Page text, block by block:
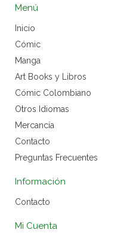
Menú
Inicio
Cómic
Manga
Art Books y Libros
Cómic Colombiano
Otros Idiomas
Mercancía
Contacto
Preguntas Frecuentes
Información
Contacto
Mi Cuenta